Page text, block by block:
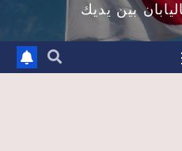
بين يديك